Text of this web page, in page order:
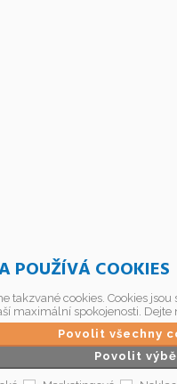
POUŽÍVÁ COOKIES
takzvané cookies. Cookies
maximální spokojenosti.
Povolit
Povolit všechny